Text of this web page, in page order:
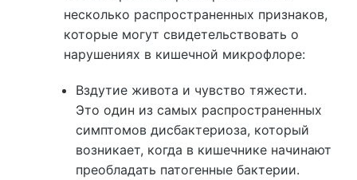
несколько распространенных признаков,
которые могут свидетельствовать о
нарушениях в кишечной микрофлоре:
Вздутие живота и чувство тяжести.
Это один из самых распространенных
симптомов дисбактериоза, который
возникает, когда в кишечнике начинают
преобладать патогенные бактерии.